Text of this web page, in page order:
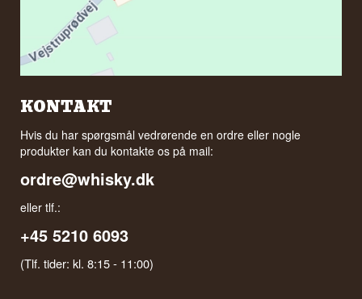
KONTAKT
Hvis du har spørgsmål vedrørende en ordre eller nogle
produkter kan du kontakte os på mail:
ordre@whisky.dk
eller tlf.:
+45 5210 6093
(Tlf. tider: kl. 8:15 - 11:00)